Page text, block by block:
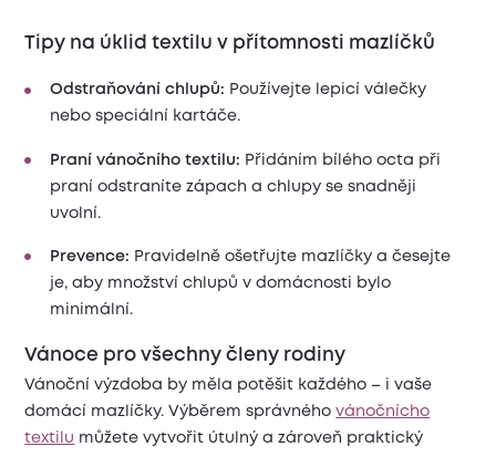
Tipy na úklid textilu v přítomnosti mazlíčků
Odstraňování chlupů: Používejte lepicí válečky
nebo speciální kartáče.
Praní vánočního textilu: Přidáním bílého octa při
praní odstraníte zápach a chlupy se snadněji
uvolní.
Prevence: Pravidelně ošetřujte mazlíčky a česejte
je, aby množství chlupů v domácnosti bylo
minimální.
Vánoce pro všechny členy rodiny
Vánoční výzdoba by měla potěšit každého – i vaše
domácí mazlíčky. Výběrem správnéhovánočnícho
textilu můžete vytvořit útulný a zároveň praktický